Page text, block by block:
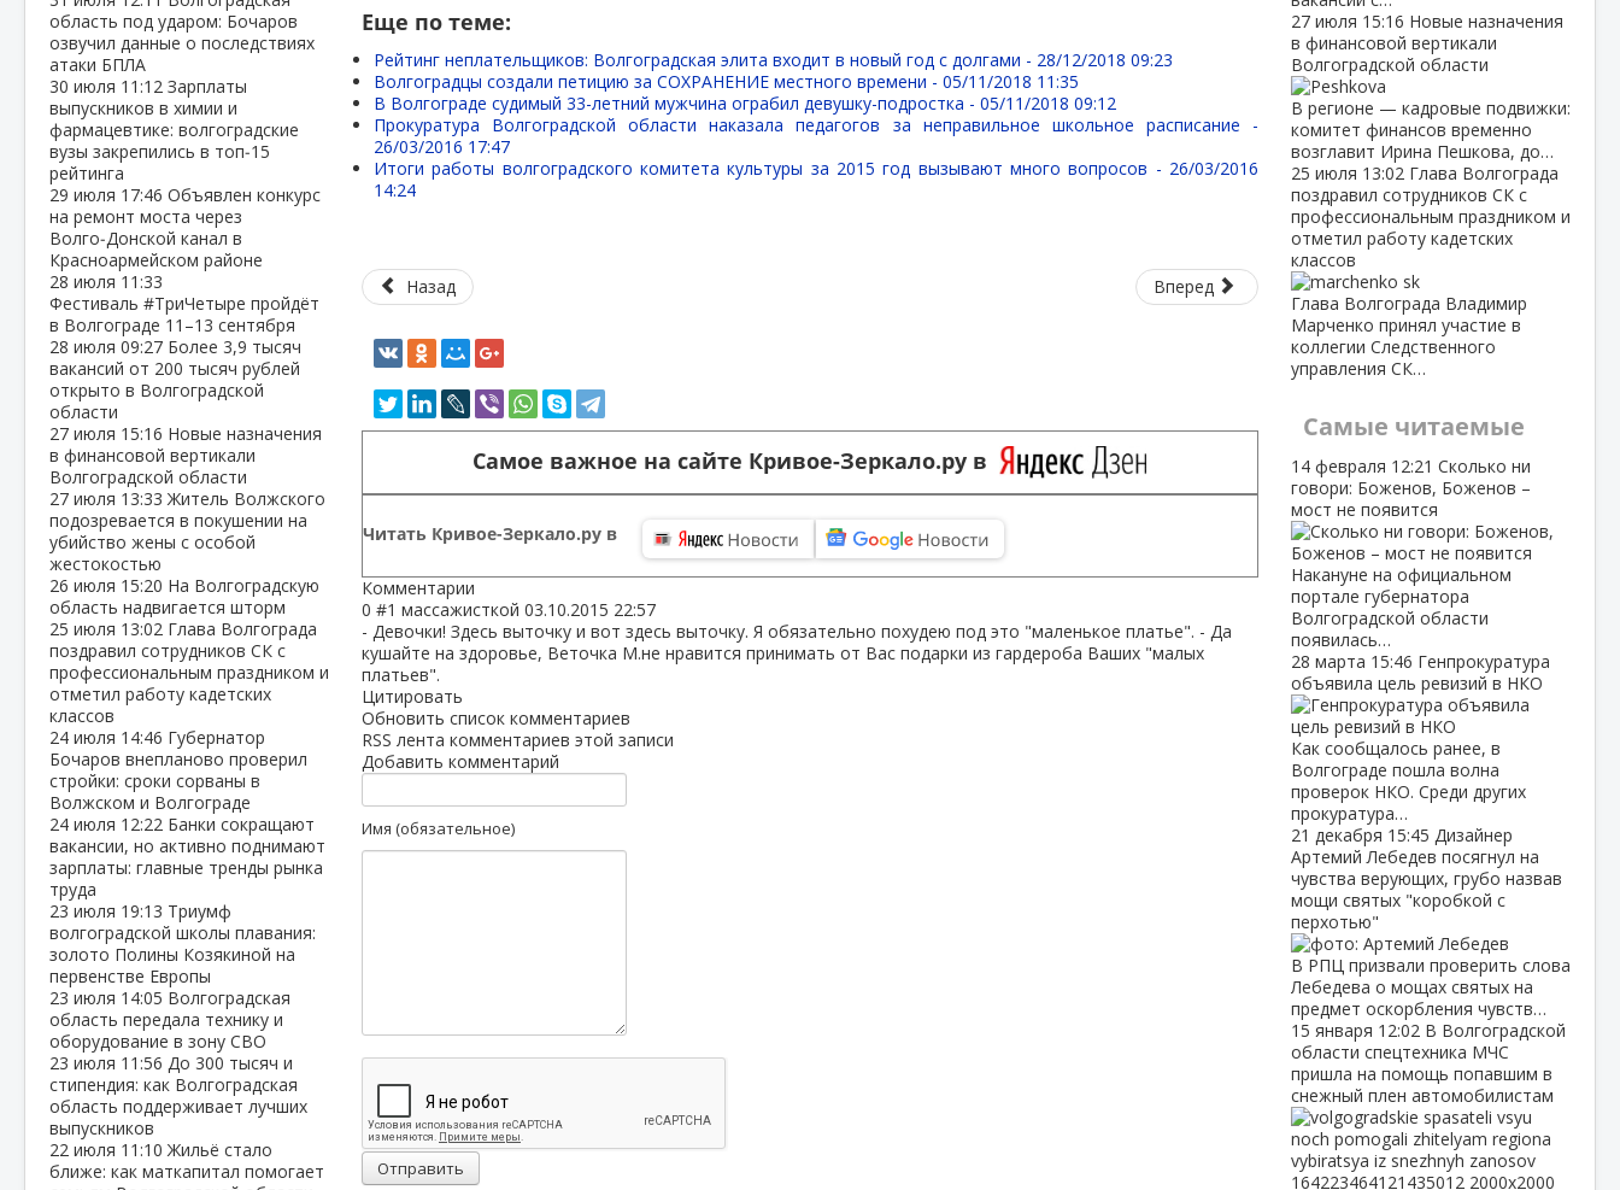
область под ударом: Бочаров
озвучил данные о последствиях
атаки БПЛА
30 июля 11:12 Зарплаты
выпускников в химии и
фармацевтике: волгоградские
вузы закрепились в топ‑15
рейтинга
29 июля 17:46 Объявлен конкурс
на ремонт моста через
Волго‑Донской канал в
Красноармейском районе
28 июля 11:33
Фестиваль #ТриЧетыре пройдёт
в Волгограде 11–13 сентября
28 июля 09:27 Более 3,9 тысяч
вакансий от 200 тысяч рублей
открыто в Волгоградской
области
27 июля 15:16 Новые назначения
в финансовой вертикали
Волгоградской области
27 июля 13:33Житель Волжского
подозревается в покушении на
убийство жены с особой
жестокостью
26 июля 15:20 На Волгоградскую
область надвигается шторм
25 июля 13:02 Глава Волгограда
поздравил сотрудников СК с
профессиональным праздником и
отметил работу кадетских
классов
24 июля 14:46 Губернатор
Бочаров внепланово проверил
стройки: сроки сорваны в
Волжском и Волгограде
24 июля 12:22 Банки сокращают
вакансии, но активно поднимают
зарплаты: главные тренды рынка
труда
23 июля 19:13 Триумф
волгоградской школы плавания:
золото Полины Козякиной на
первенстве Европы
23 июля 14:05 Волгоградская
область передала технику и
оборудование в зону СВО
23 июля 11:56 До 300 тысяч и
стипендия: как Волгоградская
область поддерживает лучших
выпускников
22 июля 11:10Жильё стало
ближе: как маткапитал помогает
Еще по теме:
Рейтинг неплательщиков: Волгоградская элита входит в новый год с долгами - 28/12/2018 09:23
Волгоградцы создали петицию за СОХРАНЕНИЕ местного времени -05/11/2018 11:35
В Волгограде судимый 33-летний мужчина ограбил девушку-подростка -05/11/2018 09:12
Прокуратура Волгоградской области наказала педагогов за неправильное школьное расписание -
26/03/2016 17:47
Итоги работы волгоградского комитета культуры за 2015 год вызывают много вопросов - 26/03/2016
14:24
Назад Вперед
Самое важное на сайте Кривое-Зеркало.ру в
Читать Кривое-Зеркало.ру в
Комментарии
0 #1 массажисткой 03.10.2015 22:57
- Девочки! Здесь выточку и вот здесь выточку. Я обязательно похудею под это "маленькое платье". - Да
кушайте на здоровье, Веточка М.не нравится принимать от Вас подарки из гардероба Ваших "малых
платьев".
Цитировать
Обновить список комментариев
RSS лента комментариев этой записи
Добавить комментарий
Имя (обязательное)
Отправить
27 июля 15:16 Новые назначения
в финансовой вертикали
Волгоградской области
В регионе — кадровые подвижки:
комитет финансов временно
возглавит Ирина Пешкова, до…
25 июля 13:02 Глава Волгограда
поздравил сотрудников СК с
профессиональным праздником и
отметил работу кадетских
классов
Глава Волгограда Владимир
Марченко принял участие в
коллегии Следственного
управления СК…
Самые читаемые
14 февраля 12:21 Сколько ни
говори: Боженов, Боженов –
мост не появится
Накануне на официальном
портале губернатора
Волгоградской области
появилась…
28 марта 15:46 Генпрокуратура
объявила цель ревизий в НКО
Как сообщалось ранее, в
Волгограде пошла волна
проверок НКО. Среди других
прокуратура…
21 декабря 15:45 Дизайнер
Артемий Лебедев посягнул на
чувства верующих, грубо назвав
мощи святых "коробкой с
перхотью"
В РПЦ призвали проверить слова
Лебедева о мощах святых на
предмет оскорбления чувств…
15 января 12:02 В Волгоградской
области спецтехника МЧС
пришла на помощь попавшим в
снежный плен автомобилистам